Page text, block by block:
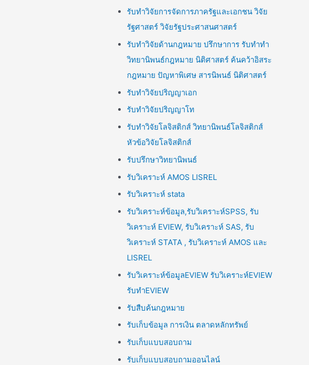
รับทำวิจัยการจัดการภาครัฐและเอกชน วิจัย
รัฐศาสตร์ วิจัยรัฐประศาสนศาสตร์
รับทำวิจัยด้านกฎหมาย ปรึกษาการ รับทำทำ
วิทยานิพนธ์กฎหมาย นิติศาสตร์ ค้นคว้าอิสระ
กฎหมาย ปัญหาพิเศษ สารนิพนธ์ นิติศาสตร์
รับทำวิจัยปริญญาเอก
รับทำวิจัยปริญญาโท
รับทำวิจัยโลจิสติกส์ วิทยานิพนธ์โลจิสติกส์
หัวข้อวิจัยโลจิสติกส์
รับปรึกษาวิทยานิพนธ์
รับวิเคราะห์ AMOS LISREL
รับวิเคราะห์ stata
รับวิเคราะห์ข้อมูล,รับวิเคราะห์SPSS, รับ
วิเคราะห์ EVIEW, รับวิเคราะห์ SAS, รับ
วิเคราะห์ STATA , รับวิเคราะห์ AMOS และ
LISREL
รับวิเคราะห์ข้อมูลEVIEW รับวิเคราะห์EVIEW
รับทำEVIEW
รับสืบค้นกฎหมาย
รับเก็บข้อมูล การเงิน ตลาดหลักทรัพย์
รับเก็บแบบสอบถาม
รับเก็บแบบสอบถามออนไลน์